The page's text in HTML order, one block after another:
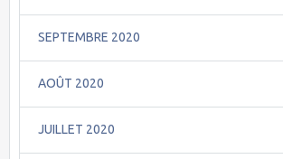
SEPTEMBRE 2020
AOÛT 2020
JUILLET 2020